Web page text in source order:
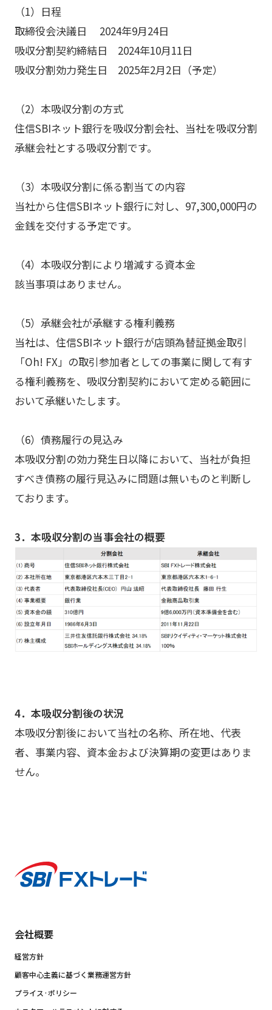
（1）日程
取締役会決議日 2024年9月24日
吸収分割契約締結日 2024年10月11日
吸収分割効力発生日 2025年2月2日（予定）
（2）本吸収分割の方式
住信SBIネット銀行を吸収分割会社、当社を吸収分割
承継会社とする吸収分割です。
（3）本吸収分割に係る割当ての内容
当社から住信SBIネット銀行に対し、97,300,000円の
金銭を交付する予定です。
（4）本吸収分割により増減する資本金
該当事項はありません。
（5）承継会社が承継する権利義務
当社は、住信SBIネット銀行が店頭為替証拠金取引
「Oh! FX」の取引参加者としての事業に関して有す
る権利義務を、吸収分割契約において定める範囲に
おいて承継いたします。
（6）債務履行の見込み
本吸収分割の効力発生日以降において、当社が負担
すべき債務の履行見込みに問題は無いものと判断し
ております。
3．本吸収分割の当事会社の概要
4．本吸収分割後の状況
本吸収分割後において当社の名称、所在地、代表
者、事業内容、資本金および決算期の変更はありま
せん。
会社概要
経営方針
顧客中心主義に基づく業務運営方針
プライス·ポリシー